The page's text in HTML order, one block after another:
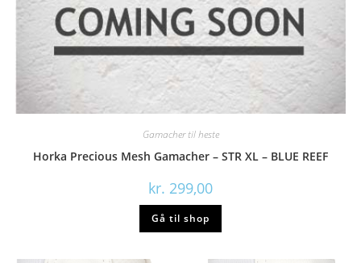
Gamacher til heste
Horka Precious Mesh Gamacher – STR XL – BLUE REEF
kr. 299,00
Gå til shop